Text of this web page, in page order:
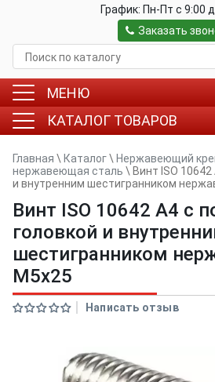
График: Пн-Пт c 9:00
Заказать
МЕНЮ
КАТАЛОГ ТОВАРОВ
Главная \ Каталог\ Нержавеющий
нержавеющая сталь \ Винт ISO
и внутренним шестигранником
Винт ISO 10642 A4 с
головкой и
шестигранником
M5x25
Написать отзыв